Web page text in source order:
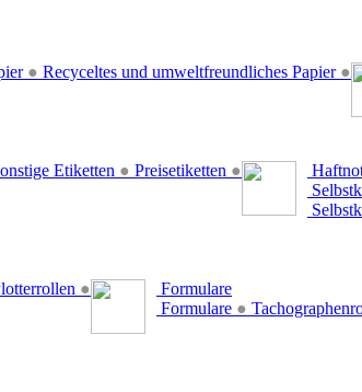
● Recyceltes und umweltfreundliches Papier ●
Etiketten ● Preisetiketten ●
●
Formulare
Formulare ●